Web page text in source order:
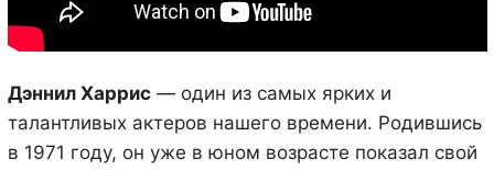
Дэннил Харрис— один из самых ярких и
талантливых актеров нашего времени. Родившись
в 1971 году, он уже в юном возрасте показал свой